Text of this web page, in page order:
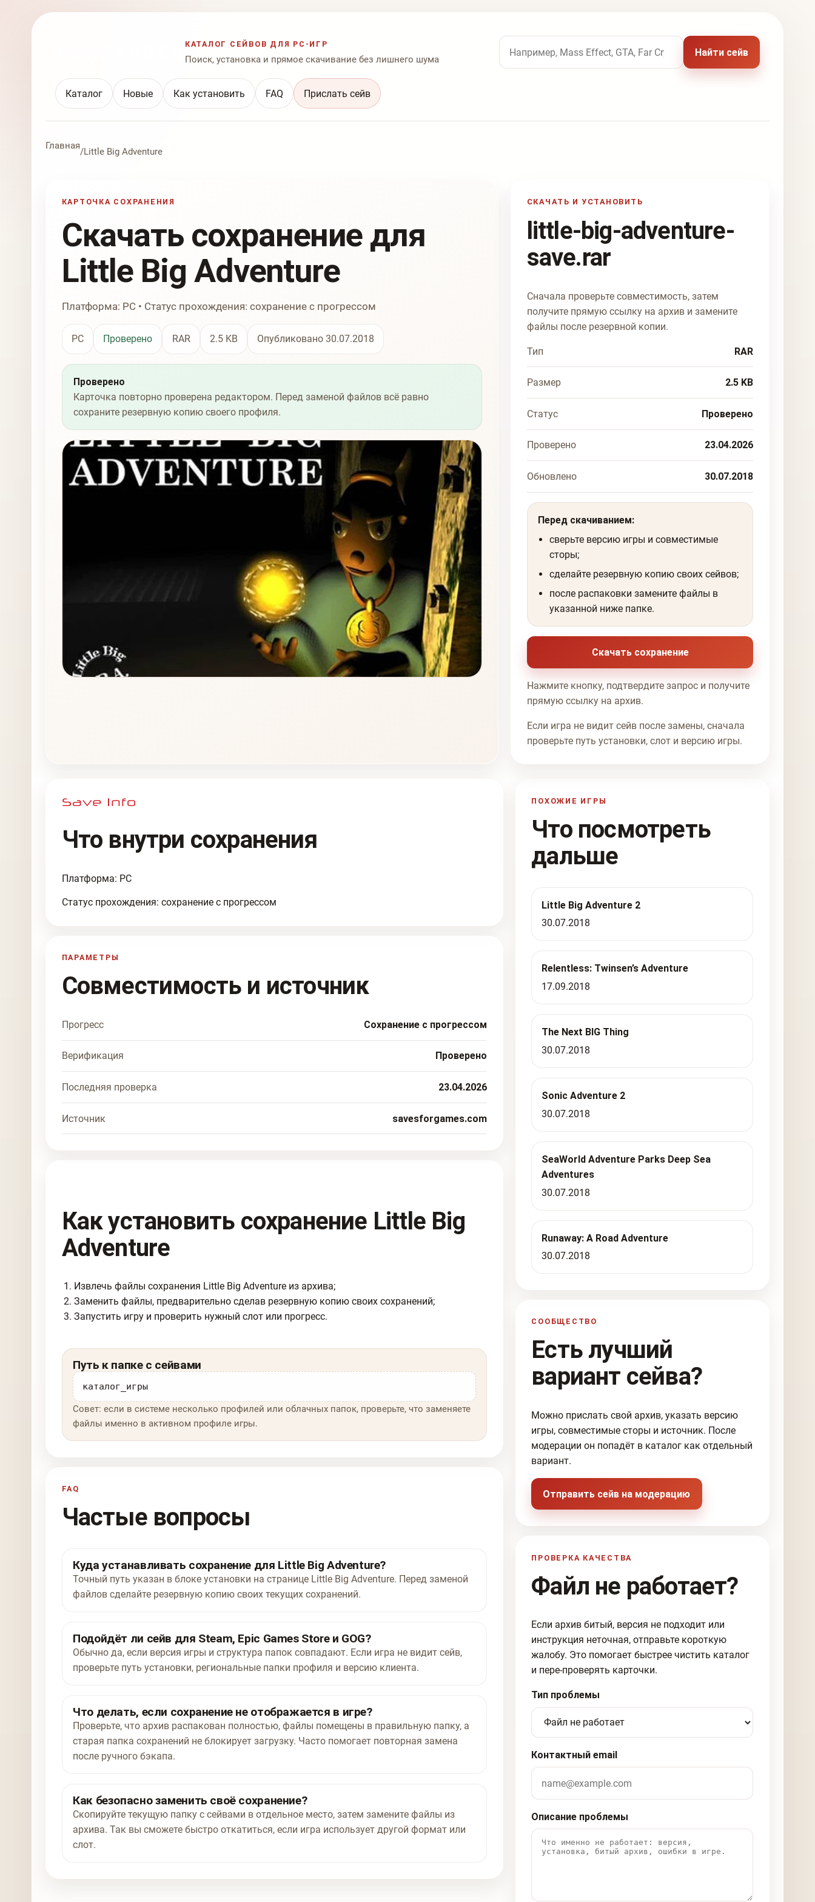
КАТАЛОГ СЕЙВОВ ДЛЯ PC-ИГР
Поиск, установка и прямое скачивание без лишнего шума
Поиск по названию игры
Найти сейв
Каталог Новые Как установить FAQ Прислать сейв
Главная
/Little Big Adventure
КАРТОЧКА СОХРАНЕНИЯ
Скачать сохранение для
Little Big Adventure
Платформа: PC • Статус прохождения: сохранение с прогрессом
PC Проверено RAR 2.5 KB Опубликовано 30.07.2018
Проверено
Карточка повторно проверена редактором. Перед заменой файлов всё равно
сохраните резервную копию своего профиля.
СКАЧАТЬ И УСТАНОВИТЬ
little-big-adventure-
save.rar
Сначала проверьте совместимость, затем
получите прямую ссылку на архив и замените
файлы после резервной копии.
Тип RAR
Размер 2.5 KB
Статус Проверено
Проверено 23.04.2026
Обновлено 30.07.2018
Перед скачиванием:
сверьте версию игры и совместимые
сторы;
сделайте резервную копию своих сейвов;
после распаковки замените файлы в
указанной ниже папке.
Скачать сохранение
Нажмите кнопку, подтвердите запрос и получите
прямую ссылку на архив.
Если игра не видит сейв после замены, сначала
проверьте путь установки, слот и версию игры.
Что внутри сохранения
Платформа: PC
Статус прохождения: сохранение с прогрессом
ПАРАМЕТРЫ
Совместимость и источник
Прогресс Сохранение с прогрессом
Верификация Проверено
Последняя проверка 23.04.2026
Источник savesforgames.com
Как установить сохранение Little Big
Adventure
Извлечь файлы сохранения Little Big Adventure из архива;
Заменить файлы, предварительно сделав резервную копию своих сохранений;
Запустить игру и проверить нужный слот или прогресс.
Путь к папке с сейвами
каталог_игры
Совет: если в системе несколько профилей или облачных папок, проверьте, что заменяете
файлы именно в активном профиле игры.
FAQ
Частые вопросы
Куда устанавливать сохранение для Little Big Adventure?
Точный путь указан в блоке установки на странице Little Big Adventure. Перед заменой
файлов сделайте резервную копию своих текущих сохранений.
Подойдёт ли сейв для Steam, Epic Games Store и GOG?
Обычно да, если версия игры и структура папок совпадают. Если игра не видит сейв,
проверьте путь установки, региональные папки профиля и версию клиента.
Что делать, если сохранение не отображается в игре?
Проверьте, что архив распакован полностью, файлы помещены в правильную папку, а
старая папка сохранений не блокирует загрузку. Часто помогает повторная замена
после ручного бэкапа.
Как безопасно заменить своё сохранение?
Скопируйте текущую папку с сейвами в отдельное место, затем замените файлы из
архива. Так вы сможете быстро откатиться, если игра использует другой формат или
слот.
ПОХОЖИЕ ИГРЫ
Что посмотреть
дальше
Little Big Adventure 2
30.07.2018
Relentless: Twinsen’s Adventure
17.09.2018
The Next BIG Thing
30.07.2018
Sonic Adventure 2
30.07.2018
SeaWorld Adventure Parks Deep Sea
Adventures
30.07.2018
Runaway: A Road Adventure
30.07.2018
СООБЩЕСТВО
Есть лучший
вариант сейва?
Можно прислать свой архив, указать версию
игры, совместимые сторы и источник. После
модерации он попадёт в каталог как отдельный
вариант.
Отправить сейв на модерацию
ПРОВЕРКА КАЧЕСТВА
Файл не работает?
Если архив битый, версия не подходит или
инструкция неточная, отправьте короткую
жалобу. Это помогает быстрее чистить каталог
и пере-проверять карточки.
Тип проблемы
Контактный email
Описание проблемы